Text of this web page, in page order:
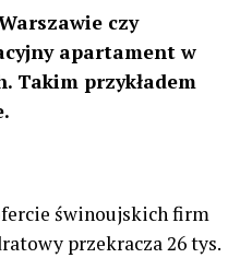
czy
apartament w
Takim przykładem
świnoujskich firm
przekracza 26 tys.